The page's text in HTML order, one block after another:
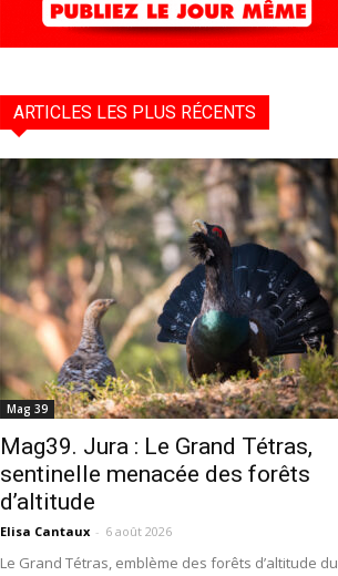
ARTICLES LES PLUS RÉCENTS
Mag 39
Mag39. Jura : Le Grand Tétras,
sentinelle menacée des forêts
d’altitude
Elisa Cantaux - 6 août 2026
Le Grand Tétras, emblème des forêts d’altitude du